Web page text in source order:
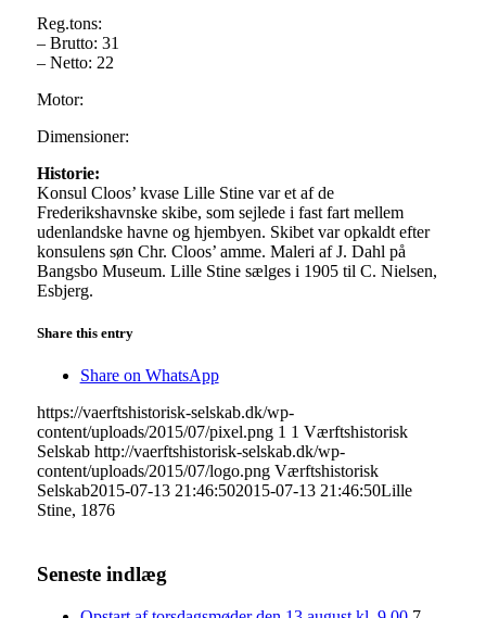
Reg.tons:
– Brutto: 31
– Netto: 22
Motor:
Dimensioner:
Historie:
Konsul Cloos’ kvase Lille Stine var et af de
Frederikshavnske skibe, som sejlede i fast fart mellem
udenlandske havne og hjembyen. Skibet var opkaldt efter
konsulens søn Chr. Cloos’ amme. Maleri af J. Dahl på
Bangsbo Museum. Lille Stine sælges i 1905 til C. Nielsen,
Esbjerg.
Share this entry
Share on WhatsApp
https://vaerftshistorisk-selskab.dk/wp-
content/uploads/2015/07/pixel.png 1 1 Værftshistorisk
Selskab http://vaerftshistorisk-selskab.dk/wp-
content/uploads/2015/07/logo.png Værftshistorisk
Selskab2015-07-13 21:46:502015-07-13 21:46:50Lille
Stine, 1876
Seneste indlæg